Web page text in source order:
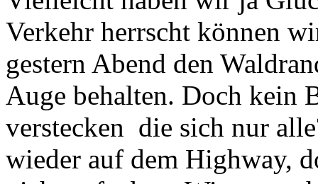
Verkehr herrscht können
gestern Abend den
Auge behalten. Doch kein
verstecken die sich nur
wieder auf dem Highway,